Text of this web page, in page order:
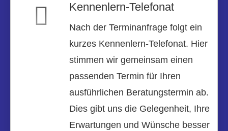
Kennenlern-Telefonat
Nach der Terminanfrage folgt ein
kurzes Kennenlern-Telefonat. Hier
stimmen wir gemeinsam einen
passenden Termin für Ihren
ausführlichen Beratungstermin ab.
Dies gibt uns die Gelegenheit, Ihre
Erwartungen und Wünsche besser